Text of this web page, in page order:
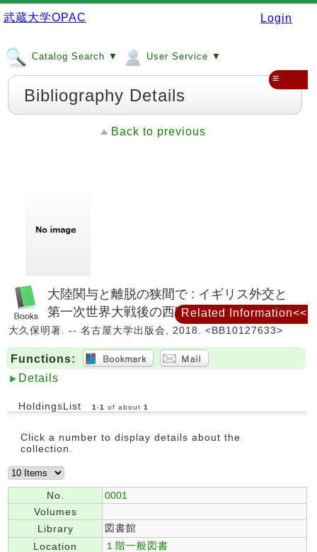
武蔵大学OPAC Login
Catalog Search ▼ User Service ▼
≡
Bibliography Details
Back to previous
大陸関与と離脱の狭間で : イギリス外交と
第一次世界大戦後の西欧安全保障
大久保明著. -- 名古屋大学出版会, 2018. <BB10127633>
Functions:
Details
HoldingsList 1 -1 of about 1
Click a number to display details about the
collection.
No.
0001
Volumes
Library
図書館
Location
１階一般図書
Related Information<<